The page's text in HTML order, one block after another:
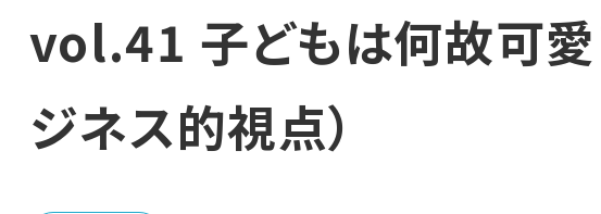
vol.41 子どもは何故可愛
ジネス的視点）